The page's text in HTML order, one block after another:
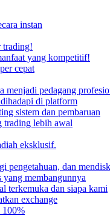
instan
trading!
yang kompetitif!
cepat
menjadi pedagang
di platform
sistem dan pembaruan
trading lebih awal
eksklusif.
pengetahuan, dan
membangunnya
terkemuka dan siapa kami
exchange
100%